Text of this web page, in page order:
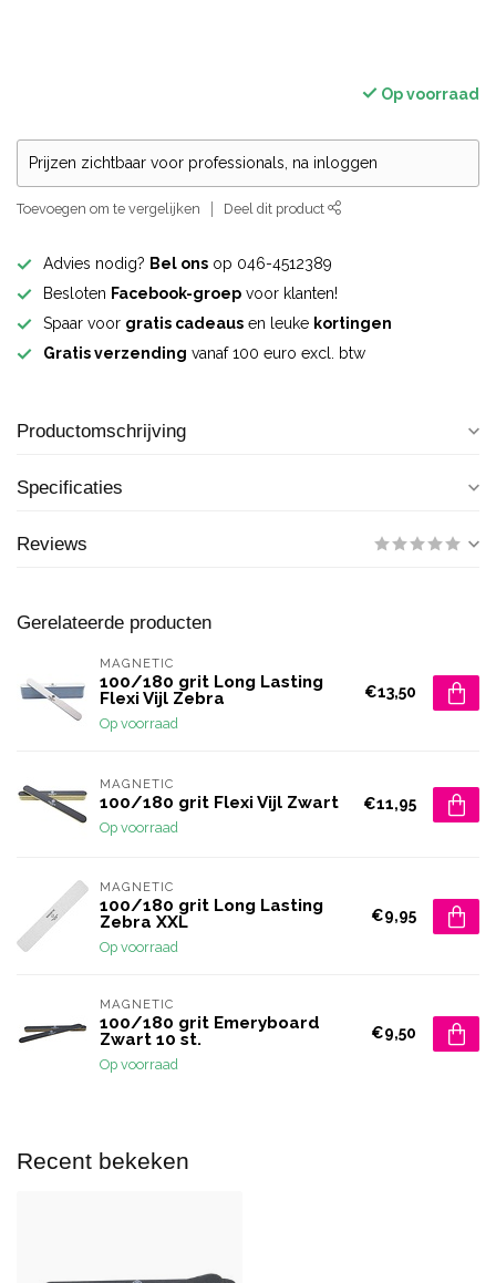
Op voorraad
Prijzen zichtbaar voor professionals, na inloggen
Toevoegen om te vergelijken Deel dit product
Advies nodig? Bel ons op 046-4512389
Besloten Facebook-groep voor klanten!
Spaar voor gratis cadeaus en leuke kortingen
Gratis verzending vanaf 100 euro excl. btw
Productomschrijving
Specificaties
Reviews
Gerelateerde producten
MAGNETIC
100/180 grit Long Lasting
Flexi Vijl Zebra
Op voorraad
€13,50
MAGNETIC
100/180 grit Flexi Vijl Zwart
Op voorraad
€11,95
MAGNETIC
100/180 grit Long Lasting
Zebra XXL
Op voorraad
€9,95
MAGNETIC
100/180 grit Emeryboard
Zwart 10 st.
Op voorraad
€9,50
Recent bekeken